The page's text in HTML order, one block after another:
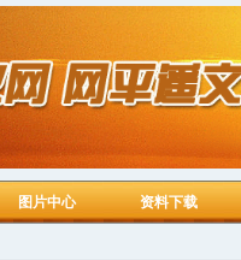
图片中心 资料下载